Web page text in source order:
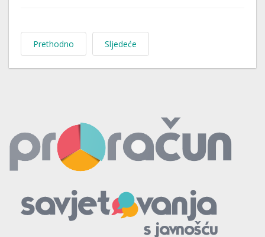
Prethodno Sljedeće